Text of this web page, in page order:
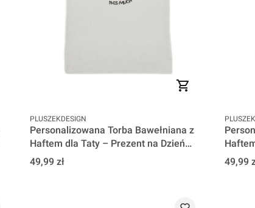
PRODUCENT
PLUSZEKDESIGN
Personalizowana Torba Bawełniana z
Haftem dla Taty – Prezent na Dzień
Ojca - I love Daddy
Cena
49,99 zł
Ojca -
Cena
49,99